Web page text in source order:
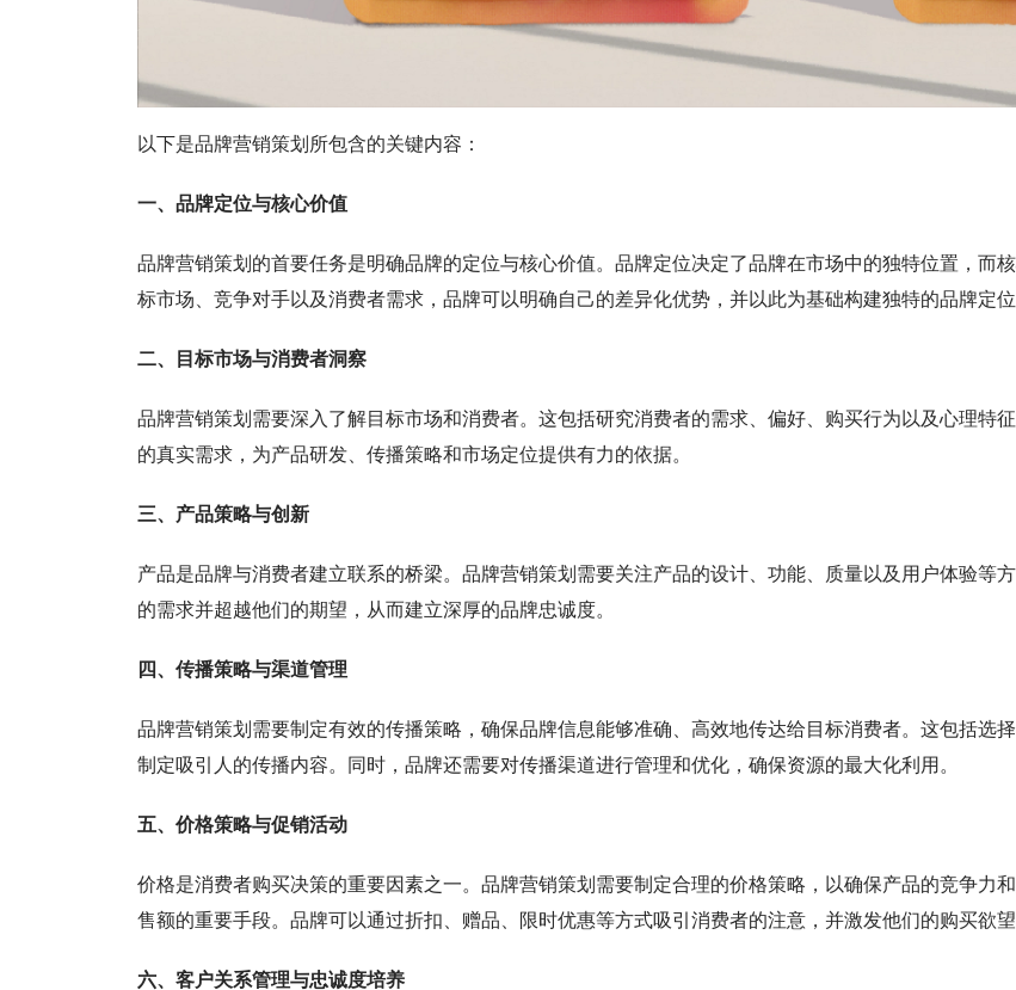
以下是品牌营销策划所包含的关键内容：
一、品牌定位与核心价值
品牌营销策划的首要任务是明确品牌的定位与核心价值。品牌定位决定了品牌在市场中的独特位置，而
标市场、竞争对手以及消费者需求，品牌可以明确自己的差异化优势，并以此为基础构建独特的品牌定位
二、目标市场与消费者洞察
品牌营销策划需要深入了解目标市场和消费者。这包括研究消费者的需求、偏好、购买行为以及心理特
的真实需求，为产品研发、传播策略和市场定位提供有力的依据。
三、产品策略与创新
产品是品牌与消费者建立联系的桥梁。品牌营销策划需要关注产品的设计、功能、质量以及用户体验等
的需求并超越他们的期望，从而建立深厚的品牌忠诚度。
四、传播策略与渠道管理
品牌营销策划需要制定有效的传播策略，确保品牌信息能够准确、高效地传达给目标消费者。这包括选
制定吸引人的传播内容。同时，品牌还需要对传播渠道进行管理和优化，确保资源的最大化利用。
五、价格策略与促销活动
价格是消费者购买决策的重要因素之一。品牌营销策划需要制定合理的价格策略，以确保产品的竞争力
售额的重要手段。品牌可以通过折扣、赠品、限时优惠等方式吸引消费者的注意，并激发他们的购买欲望
六、客户关系管理与忠诚度培养